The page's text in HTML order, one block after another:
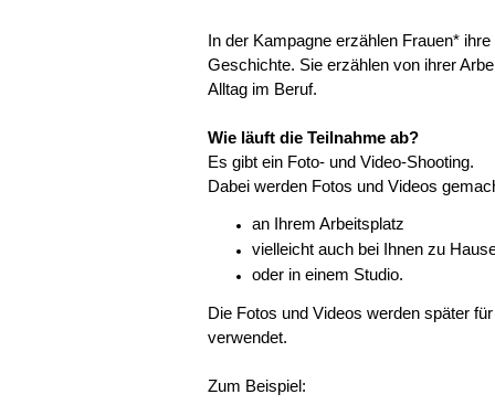
In der Kampagne erzählen Frauen* ihre
Geschichte. Sie erzählen von ihrer
Alltag im Beruf.
Wie läuft die Teilnahme ab?
Es gibt ein Foto- und Video-Shooting.
Dabei werden Fotos und Videos
an Ihrem Arbeitsplatz
vielleicht auch bei Ihnen zu
oder in einem Studio.
Die Fotos und Videos werden später
verwendet.
Zum Beispiel: